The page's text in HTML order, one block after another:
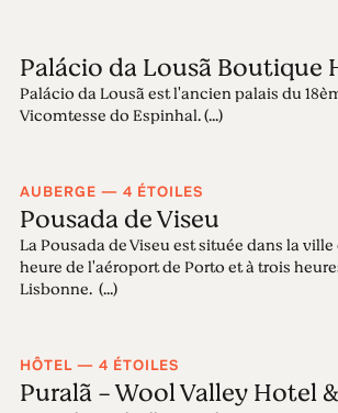
Palácio da Lousã Boutique
Palácio da Lousã est l'ancien palais du
Vicomtesse do Espinhal. (...)
AUBERGE — 4 ÉTOILES
Pousada de Viseu
La Pousada de Viseu est située dans la ville
heure de l'aéroport de Porto et à trois
Lisbonne. (...)
HÔTEL — 4 ÉTOILES
Puralã - Wool Valley Hotel